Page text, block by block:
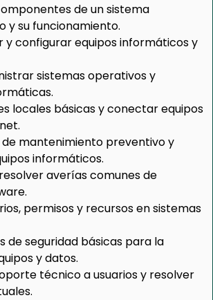
de un sistema
y su funcionamiento.
y configurar equipos informáticos y
sistemas operativos y
locales básicas y conectar equipos
de mantenimiento preventivo y
informáticos.
averías comunes de
permisos y recursos en sistemas
de seguridad básicas para la
y datos.
técnico a usuarios y resolver